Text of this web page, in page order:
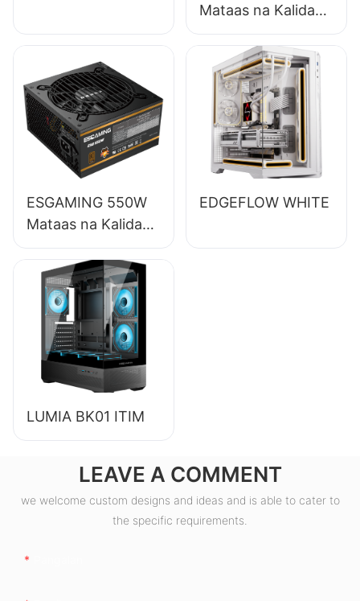
Mataas na Kalidad
85% na Kahusayan
Buong Module 80+
Bronze na Suplay
ng Kuryente para
sa Desktop PC
ESB650W
ESGAMING 550W
Mataas na Kalidad
85% na Kahusayan
80+ Bronze na
Suplay ng Kuryente
para sa Desktop PC
ESB550W
EDGEFLOW WHITE
LUMIA BK01 ITIM
LEAVE A COMMENT
we welcome custom designs and ideas and is able to cater to
the specific requirements.